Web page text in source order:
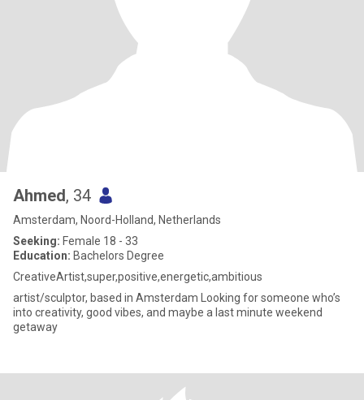
Ahmed, 34
Amsterdam, Noord-Holland, Netherlands
Seeking: Female 18 - 33
Education: Bachelors Degree
CreativeArtist,super,positive,energetic,ambitious
artist/sculptor, based in Amsterdam Looking for someone who’s
into creativity, good vibes, and maybe a last minute weekend
getaway